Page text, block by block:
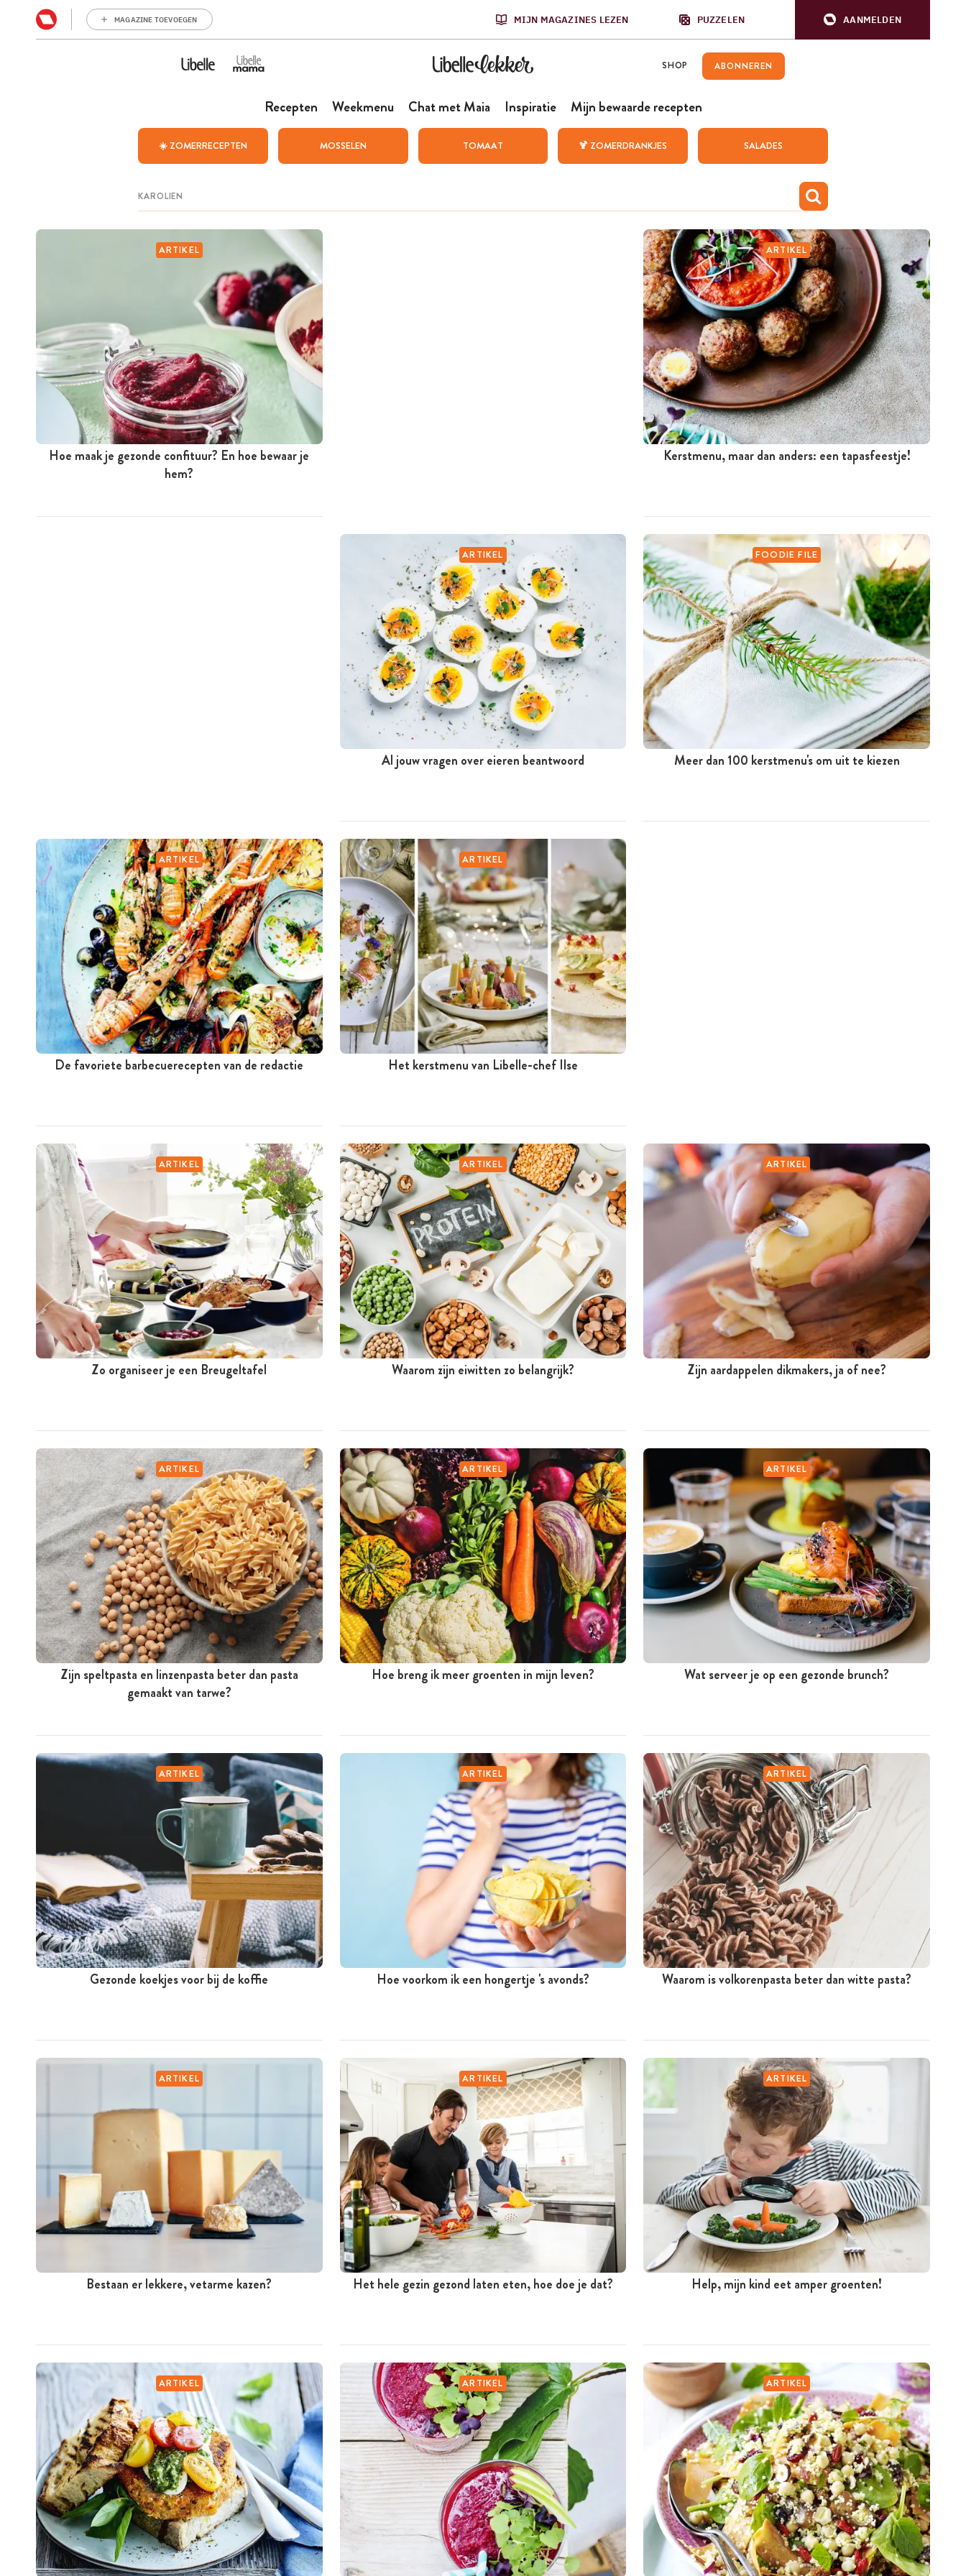
MAGAZINE TOEVOEGEN MIJN MAGAZINES LEZEN PUZZELEN AANMELDEN
SHOP ABONNEREN
Recepten Weekmenu Chat met Maia Inspiratie Mijn bewaarde recepten
☀️ ZOMERRECEPTEN MOSSELEN TOMAAT 🍹 ZOMERDRANKJES SALADES
ARTIKEL
Hoe maak je gezonde confituur? En hoe bewaar je
hem?
ARTIKEL
Kerstmenu, maar dan anders: een tapasfeestje!
ARTIKEL
Al jouw vragen over eieren beantwoord
FOODIE FILE
Meer dan 100 kerstmenu's om uit te kiezen
ARTIKEL
De favoriete barbecuerecepten van de redactie
ARTIKEL
Het kerstmenu van Libelle-chef Ilse
ARTIKEL
Zo organiseer je een Breugeltafel
ARTIKEL
Waarom zijn eiwitten zo belangrijk?
ARTIKEL
Zijn aardappelen dikmakers, ja of nee?
ARTIKEL
Zijn speltpasta en linzenpasta beter dan pasta
gemaakt van tarwe?
ARTIKEL
Hoe breng ik meer groenten in mijn leven?
ARTIKEL
Wat serveer je op een gezonde brunch?
ARTIKEL
Gezonde koekjes voor bij de koffie
ARTIKEL
Hoe voorkom ik een hongertje 's avonds?
ARTIKEL
Waarom is volkorenpasta beter dan witte pasta?
ARTIKEL
Bestaan er lekkere, vetarme kazen?
ARTIKEL
Het hele gezin gezond laten eten, hoe doe je dat?
ARTIKEL
Help, mijn kind eet amper groenten!
ARTIKEL ARTIKEL ARTIKEL